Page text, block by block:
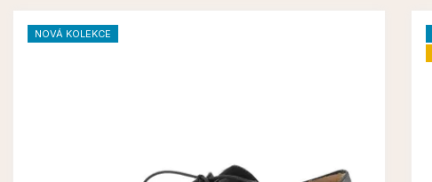
NOVÁ KOLEKCE